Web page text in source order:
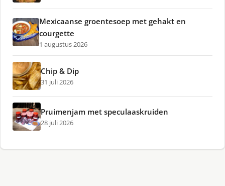
Mexicaanse groentesoep met gehakt en
courgette
1 augustus 2026
Chip & Dip
31 juli 2026
Pruimenjam met speculaaskruiden
28 juli 2026